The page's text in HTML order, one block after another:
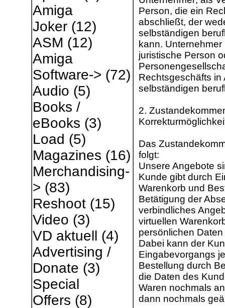
Amiga
Joker(12)
ASM (12)
Amiga
Software-> (72)
Audio (5)
Books /
eBooks (3)
Load (5)
Magazines (16)
Merchandising-
> (83)
Reshoot(15)
Video (3)
VD aktuell (4)
Advertising /
Donate (3)
Special
Offers (8)
Person, die ein
abschließt, der
selbständigen
kann.
juristische Person
Rechtsgeschäfts in
selbständigen
2.
Das
folgt:
Unsere Angebote
Kunde gibt durch
Warenkorb und
Betätigung der
verbindliches
virtuellen
persönlichen
Dabei kann der
Eingabevorgangs
Bestellung durch
die Daten des
Waren nochmals
dann nochmals